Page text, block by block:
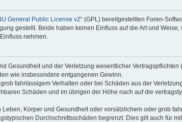
General Public License v2“ (GPL) bereitgestellten Foren-
gestellt. Beide haben keinen Einfluss auf die Art und
nehmen.
Gesundheit und der Verletzung wesentlicher
wie insbesondere entgangenen Gewinn.
fahrlässigem Verhalten oder bei Schäden aus der
Schäden und im übrigen der Höhe nach auf die
Körper und Gesundheit oder vorsätzlichem oder grob
Durchschnittsschäden begrenzt. Dies gilt auch für